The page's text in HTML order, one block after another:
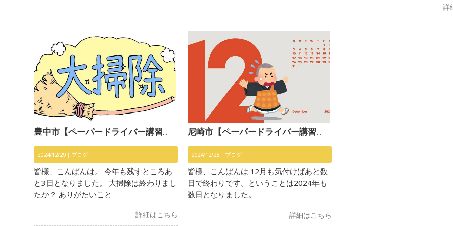
詳
豊中市【ペーパードライバー講習】〜大掃除〜
2024/12/29｜ ブログ
皆様、こんばんは。 今年も残すところあ
と3日となりました。 大掃除は終わりまし
たか？ ありがたいこと
詳細はこちら
尼崎市【ペーパードライバー講習】〜師走〜
2024/12/28｜ ブログ
皆様、こんばんは 12月も気付けばあと数
日で終わりです。ということは2024年も
数日となりました。
詳細はこちら